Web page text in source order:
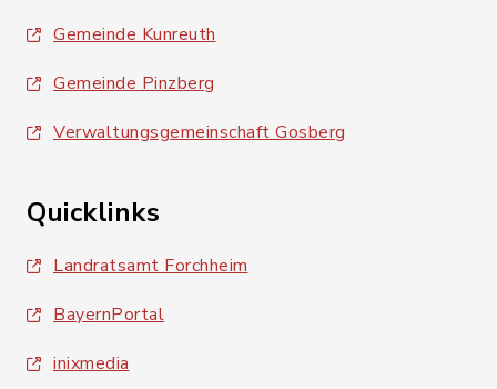
Gemeinde Kunreuth
Gemeinde Pinzberg
Verwaltungsgemeinschaft Gosberg
Quicklinks
Landratsamt Forchheim
BayernPortal
inixmedia